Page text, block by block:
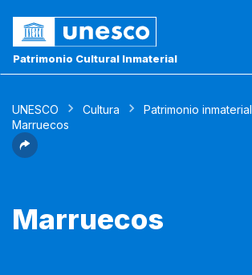
Patrimonio Cultural Inmaterial
UNESCO Cultura
Patrimonio inmaterial
Marruecos
Marruecos